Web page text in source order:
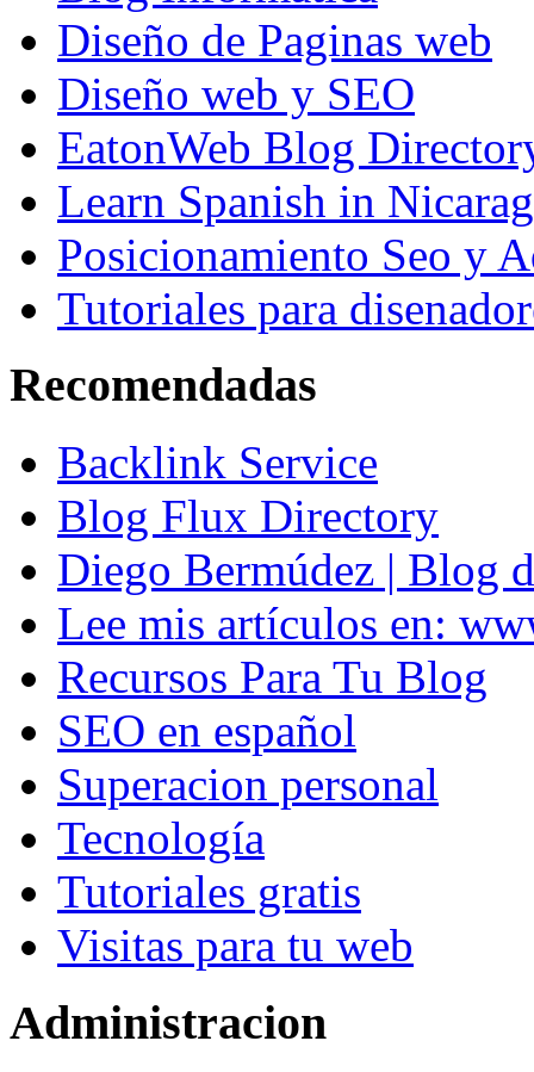
Diseño de Paginas web
Diseño web y SEO
EatonWeb Blog
Learn Spanish in
Posicionamiento Seo y
Tutoriales para
Recomendadas
Backlink Service
Blog Flux Directory
Diego Bermúdez | Blog
Lee mis artículos en:
Recursos Para Tu Blog
SEO en español
Superacion personal
Tecnología
Tutoriales gratis
Visitas para tu web
Administracion